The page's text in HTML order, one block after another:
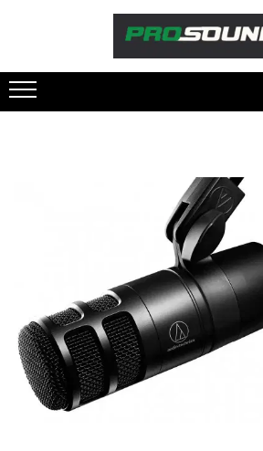
Sonorizare / PA
Monitorizare In-Ear
Pickup-uri, platane & accesorii
Playere si Recordere
Procesoare si efecte
Shockmount
Stabilizatoare de tensiune UPS si